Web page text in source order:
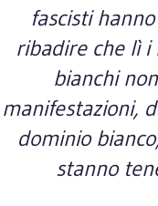
fascisti
ribadire che lì i
bianchi
manifestazioni,
dominio
stanno